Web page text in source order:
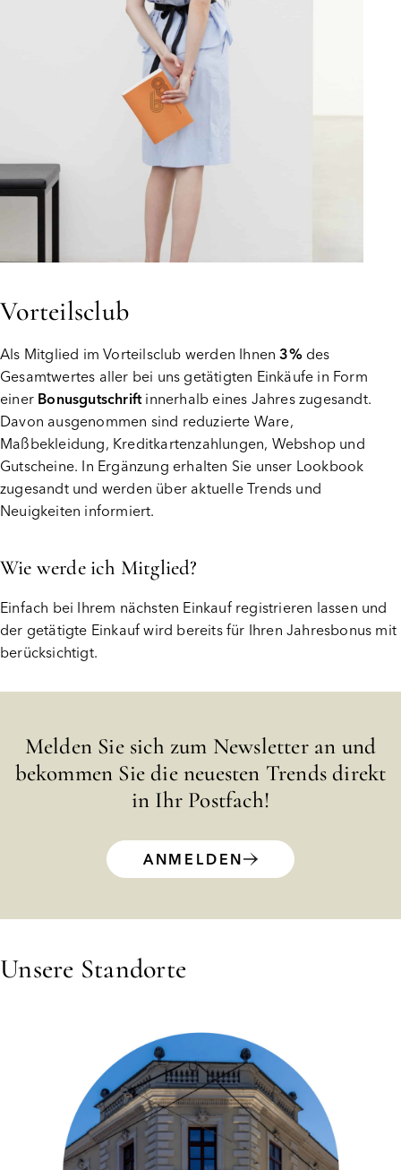
Vorteilsclub
Als Mitglied im Vorteilsclub werden Ihnen3%des
Gesamtwertes aller bei uns getätigten Einkäufe in Form
einer Bonusgutschriftinnerhalb eines Jahres zugesandt.
Davon ausgenommen sind reduzierte Ware,
Maßbekleidung, Kreditkartenzahlungen, Webshop und
Gutscheine. In Ergänzung erhalten Sie unser Lookbook
zugesandt und werden über aktuelle Trends und
Neuigkeiten informiert.
Wie werde ich Mitglied?
Einfach bei Ihrem nächsten Einkauf registrieren lassen und
der getätigte Einkauf wird bereits für Ihren Jahresbonus mit
berücksichtigt.
Melden Sie sich zum Newsletter an und
bekommen Sie die neuesten Trends direkt
in Ihr Postfach!
ANMELDEN
Unsere Standorte